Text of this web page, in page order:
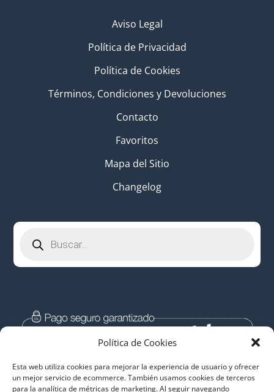
Política de Cookies
Esta web utiliza cookies para mejorar la experiencia de usuario y ofrecer
un mejor servicio de ecommerce. También usamos cookies de terceros
para la analítica de métricas de marketing. Al seguir navegando
Aviso Legal
Política de Privacidad
Política de Cookies
Términos, Condiciones y Devoluciones
Contacto
Favoritos
Mapa del Sitio
Changelog
productos